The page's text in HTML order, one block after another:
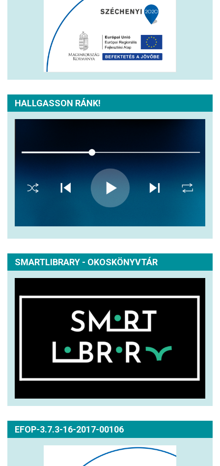
HALLGASSON RÁNK!
SMARTLIBRARY - OKOSKÖNYVTÁR
EFOP-3.7.3-16-2017-00106